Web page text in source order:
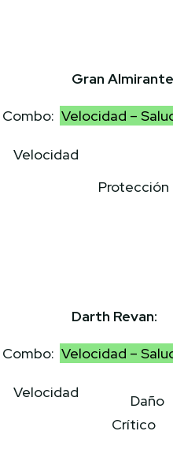
Gran
Combo: Velocidad –
Velocidad
Protección
Darth Revan:
Combo: Velocidad –
Velocidad
Daño
Crítico